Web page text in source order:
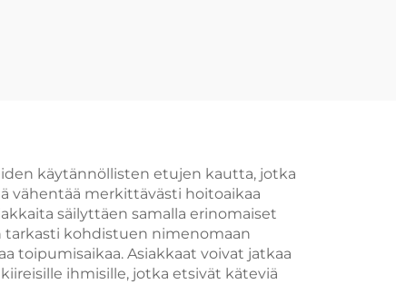
käytännöllisten etujen kautta, jotka
vähentää merkittävästi hoitoaikaa
säilyttäen samalla erinomaiset
tarkasti kohdistuen nimenomaan
toipumisaikaa. Asiakkaat voivat jatkaa
ihmisille, jotka etsivät käteviä